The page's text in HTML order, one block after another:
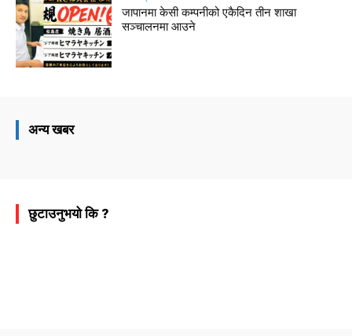
जापानमा केसी कम्पनीको एकैदिन तीन शाखा
सञ्चालनमा आउने
अन्य खबर
छुटाउनुभयो कि ?